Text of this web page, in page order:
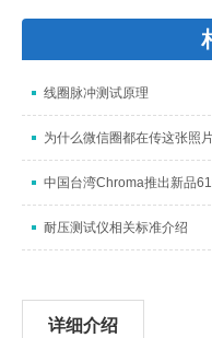
线圈脉冲测试原理
为什么微信圈都在传这张照
中国台湾Chroma推出新品
耐压测试仪相关标准介绍
详细介绍